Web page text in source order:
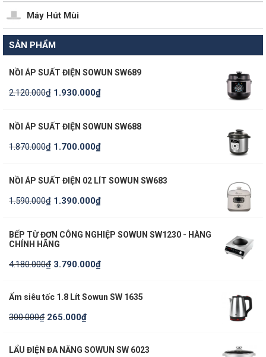
Máy Hút Mùi
SẢN PHẨM
NỒI ÁP SUẤT ĐIỆN SOWUN SW689
2.120.000₫ 1.930.000₫
NỒI ÁP SUẤT ĐIỆN SOWUN SW688
1.870.000₫ 1.700.000₫
NỒI ÁP SUẤT ĐIỆN 02 LÍT SOWUN SW683
1.590.000₫ 1.390.000₫
BẾP TỪ ĐƠN CÔNG NGHIỆP SOWUN SW1230 - HÀNG
CHÍNH HÃNG
4.180.000₫ 3.790.000₫
Ấm siêu tốc 1.8 Lít Sowun SW 1635
300.000₫ 265.000₫
LẨU ĐIỆN ĐA NĂNG SOWUN SW 6023